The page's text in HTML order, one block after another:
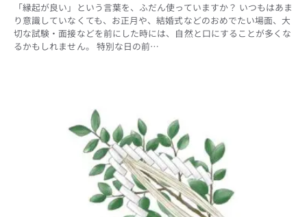
「縁起が良い」という言葉を、ふだん使っていますか？ いつもはあま
り意識していなくても、お正月や、結婚式などのおめでたい場面、大
切な試験・面接などを前にした時には、自然と口にすることが多くな
るかもしれません。 特別な日の前…